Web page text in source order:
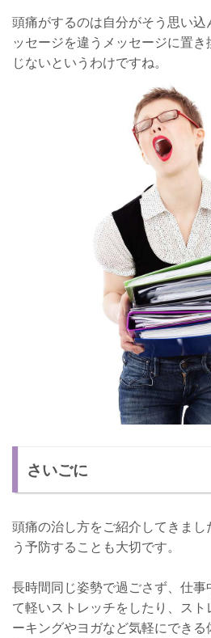
頭痛がするのは自分がそう思い
ッセージを違うメッセージに置
じないというわけですね。
さいごに
頭痛の治し方をご紹介してきま
う予防することも大切です。
長時間同じ姿勢で過ごさず、仕
て軽いストレッチをしたり、ス
ーキングやヨガなど気軽にでき